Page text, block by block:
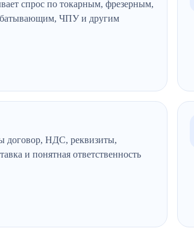
спрос по токарным, фрезерным,
ЧПУ и другим
договор, НДС, реквизиты,
и понятная ответственность